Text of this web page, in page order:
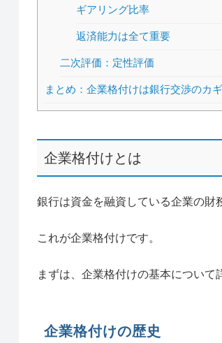
ギアリング比率
返済能力は全て重要
二次評価：定性評価
まとめ：企業格付けは銀行交渉のカギ
企業格付けとは
銀行は資金を融資している企業の財
これが企業格付けです。
まずは、企業格付けの基本について
企業格付けの歴史